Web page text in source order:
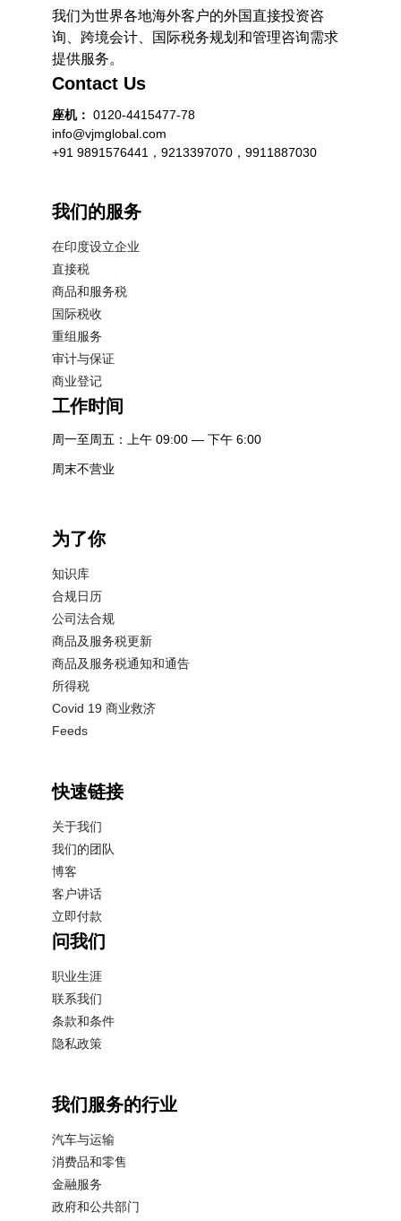
我们为世界各地海外客户的外国直接投资咨
询、跨境会计、国际税务规划和管理咨询需求
提供服务。
Contact Us
座机： 0120-4415477-78
info@vjmglobal.com
+91 9891576441，9213397070，9911887030
我们的服务
在印度设立企业
直接税
商品和服务税
国际税收
重组服务
审计与保证
商业登记
工作时间
周一至周五：上午 09:00 — 下午 6:00
周末不营业
为了你
知识库
合规日历
公司法合规
商品及服务税更新
商品及服务税通知和通告
所得税
Covid 19 商业救济
Feeds
快速链接
关于我们
我们的团队
博客
客户讲话
立即付款
问我们
职业生涯
联系我们
条款和条件
隐私政策
我们服务的行业
汽车与运输
消费品和零售
金融服务
政府和公共部门